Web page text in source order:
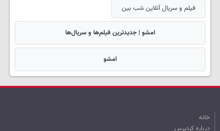
فیلم و سریال آنلاین شب بین
امشو | جدیدترین فیلم‌ها و سریال‌ها
امشو
خانه
درباره کردپرس